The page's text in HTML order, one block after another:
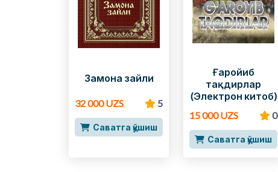
Замона зайли
32 000 UZS 5
Саватга қўшиш
Ғаройиб
тақдирлар
(Электрон китоб)
15 000 UZS
0
Саватга қўшиш